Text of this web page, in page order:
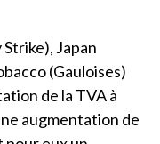
Japan
(Gauloises)
de la TVA à
augmentation de